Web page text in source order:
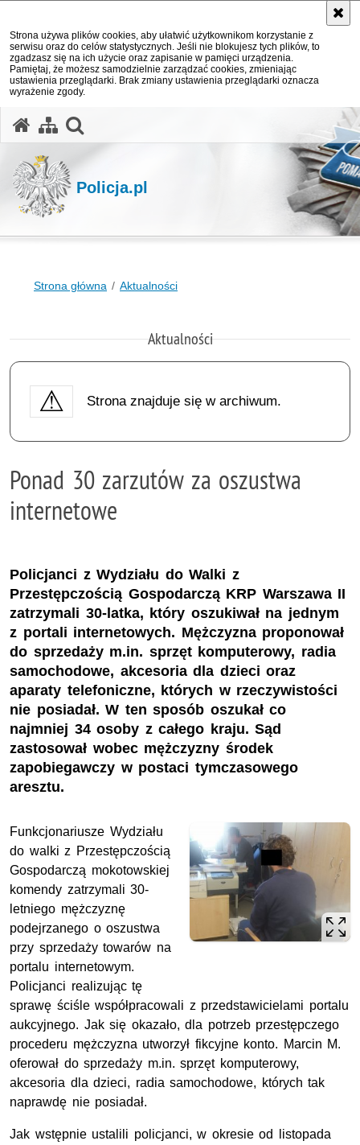
Strona używa plików cookies, aby ułatwić użytkownikom korzystanie z
serwisu oraz do celów statystycznych. Jeśli nie blokujesz tych plików, to
zgadzasz się na ich użycie oraz zapisanie w pamięci urządzenia.
Pamiętaj, że możesz samodzielnie zarządzać cookies, zmieniając
ustawienia przeglądarki. Brak zmiany ustawienia przeglądarki oznacza
wyrażenie zgody.
Policja.pl
Strona główna Aktualności
Aktualności
Strona znajduje się w archiwum.
Ponad 30 zarzutów za oszustwa
internetowe
Policjanci z Wydziału do Walki z
Przestępczością Gospodarczą KRP Warszawa II
zatrzymali 30-latka, który oszukiwał na jednym
z portali internetowych. Mężczyzna proponował
do sprzedaży m.in. sprzęt komputerowy, radia
samochodowe, akcesoria dla dzieci oraz
aparaty telefoniczne, których w rzeczywistości
nie posiadał. W ten sposób oszukał co
najmniej 34 osoby z całego kraju. Sąd
zastosował wobec mężczyzny środek
zapobiegawczy w postaci tymczasowego
aresztu.
Funkcjonariusze Wydziału
do walki z Przestępczością
Gospodarczą mokotowskiej
komendy zatrzymali 30-
letniego mężczyznę
podejrzanego o oszustwa
przy sprzedaży towarów na
portalu internetowym.
Policjanci realizując tę
sprawę ściśle współpracowali z przedstawicielami portalu
aukcyjnego. Jak się okazało, dla potrzeb przestępczego
procederu mężczyzna utworzył fikcyjne konto. Marcin M.
oferował do sprzedaży m.in. sprzęt komputerowy,
akcesoria dla dzieci, radia samochodowe, których tak
naprawdę nie posiadał.
Jak wstępnie ustalili policjanci, w okresie od listopada